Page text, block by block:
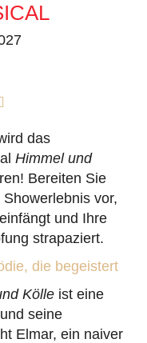
das
Himmel und
Bereiten Sie
vor,
und Ihre
strapaziert.
die begeistert
Kölle ist eine
seine
Elmar, ein naiver